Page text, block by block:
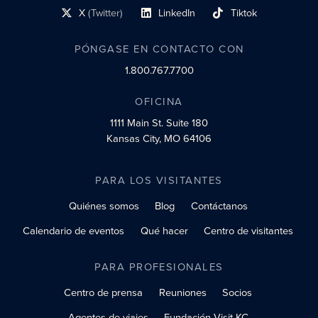
X(Twitter)
enlace al perfil social LinkedIn
enlace al perfil social Tiktok
enlace al perfil social
PÓNGASE EN CONTACTO CON
1.800.767.7700
OFICINA
1111 Main St.Suite 180
Kansas City, MO 64106
PARA LOS VISITANTES
Quiénes somos
Blog
Contáctanos
Calendario de eventos
Qué hacer Centro de visitantes
PARA PROFESIONALES
Centro de prensa
Reuniones
Socios